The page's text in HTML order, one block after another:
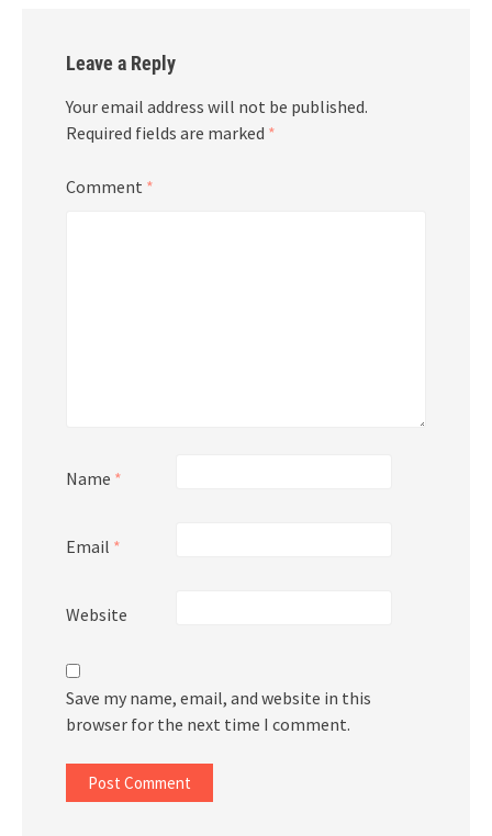
Leave a Reply
Your email address will not be published.
Required fields are marked *
Comment *
Name *
Email *
Website
Save my name, email, and website in this
browser for the next time I comment.